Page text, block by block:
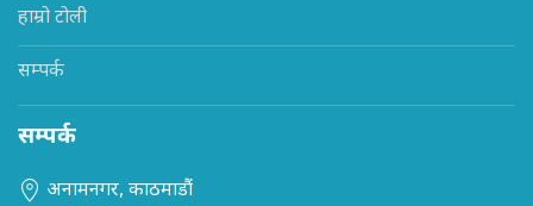
हाम्रो टोली
सम्पर्क
सम्पर्क
अनामनगर, काठमाडौं